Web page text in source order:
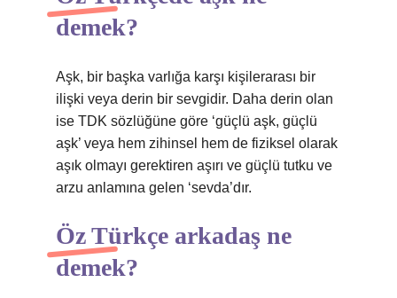
demek?
Aşk, bir başka varlığa karşı kişilerarası bir
ilişki veya derin bir sevgidir. Daha derin olan
ise TDK sözlüğüne göre ‘güçlü aşk, güçlü
aşk’ veya hem zihinsel hem de fiziksel olarak
aşık olmayı gerektiren aşırı ve güçlü tutku ve
arzu anlamına gelen ‘sevda’dır.
Öz Türkçe arkadaş ne
demek?